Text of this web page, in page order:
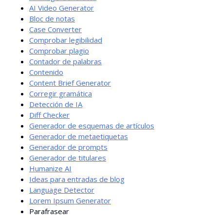
AI Video Generator
Bloc de notas
Case Converter
Comprobar legibilidad
Comprobar plagio
Contador de palabras
Contenido
Content Brief Generator
Corregir gramática
Detección de IA
Diff Checker
Generador de esquemas de artículos
Generador de metaetiquetas
Generador de prompts
Generador de titulares
Humanize AI
Ideas para entradas de blog
Language Detector
Lorem Ipsum Generator
Parafrasear